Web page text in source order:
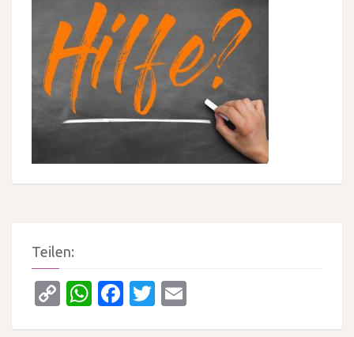
Teilen:
CopyWhatsApp
Facebook
Twitter